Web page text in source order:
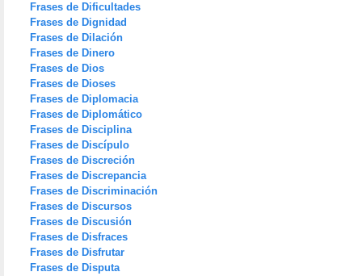
Frases de Dificultades
Frases de Dignidad
Frases de Dilación
Frases de Dinero
Frases de Dios
Frases de Dioses
Frases de Diplomacia
Frases de Diplomático
Frases de Disciplina
Frases de Discípulo
Frases de Discreción
Frases de Discrepancia
Frases de Discriminación
Frases de Discursos
Frases de Discusión
Frases de Disfraces
Frases de Disfrutar
Frases de Disputa